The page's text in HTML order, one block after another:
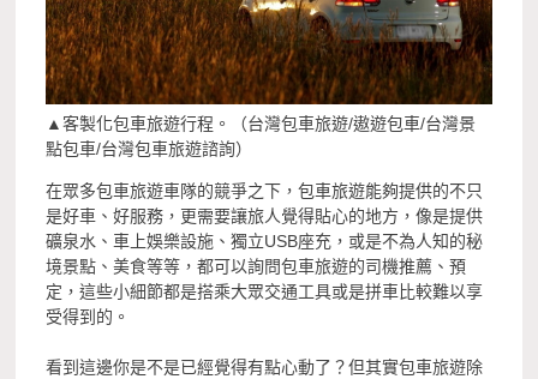
▲客製化包車旅遊行程。（台灣包車旅遊/遨遊包車/台灣景
點包車/台灣包車旅遊諮詢）
在眾多包車旅遊車隊的競爭之下，包車旅遊能夠提供的不只
是好車、好服務，更需要讓旅人覺得貼心的地方，像是提供
礦泉水、車上娛樂設施、獨立USB座充，或是不為人知的秘
境景點、美食等等，都可以詢問包車旅遊的司機推薦、預
定，這些小細節都是搭乘大眾交通工具或是拼車比較難以享
受得到的。
看到這邊你是不是已經覺得有點心動了？但其實包車旅遊除